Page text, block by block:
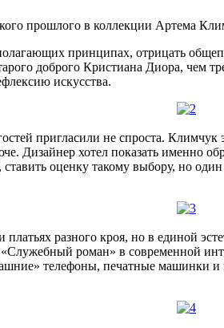
прошлого в коллекции Артема
принципах, отрицать
доброго Кристиана Диора, чем
искусства.
пригласили не спроста. Климчук
Дизайнер хотел показать именно
оценку такому выбору, но
разного кроя, но в единой
роман» в современной
телефоны, печатные машинки